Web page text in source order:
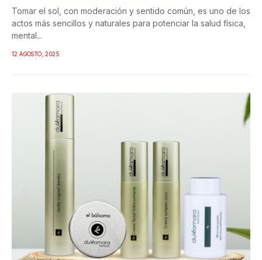
Tomar el sol, con moderación y sentido común, es uno de los
actos más sencillos y naturales para potenciar la salud física,
mental...
12 AGOSTO, 2025